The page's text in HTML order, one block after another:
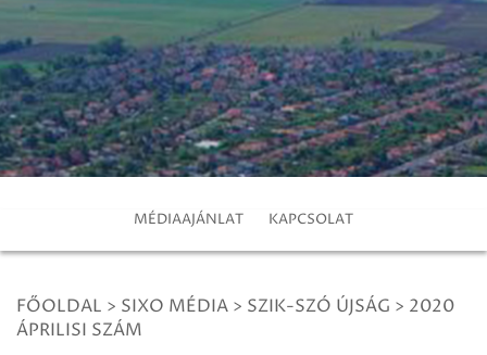
MÉDIAAJÁNLAT KAPCSOLAT
FŐOLDAL > SIXO MÉDIA > SZIK-SZÓ ÚJSÁG > 2020
ÁPRILISI SZÁM